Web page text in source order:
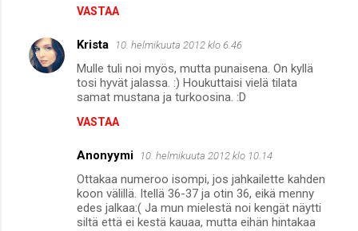
VASTAA
Krista 10. helmikuuta 2012 klo 6.46
Mulle tuli noi myös, mutta punaisena. On kyllä
tosi hyvät jalassa. :) Houkuttaisi vielä tilata
samat mustana ja turkoosina. :D
VASTAA
Anonyymi 10. helmikuuta 2012 klo 10.14
Ottakaa numeroo isompi, jos jahkailette kahden
koon välillä. Itellä 36-37 ja otin 36, eikä menny
edes jalkaa:( Ja mun mielestä noi kengät näytti
siltä että ei kestä kauaa, mutta eihän hintakaa